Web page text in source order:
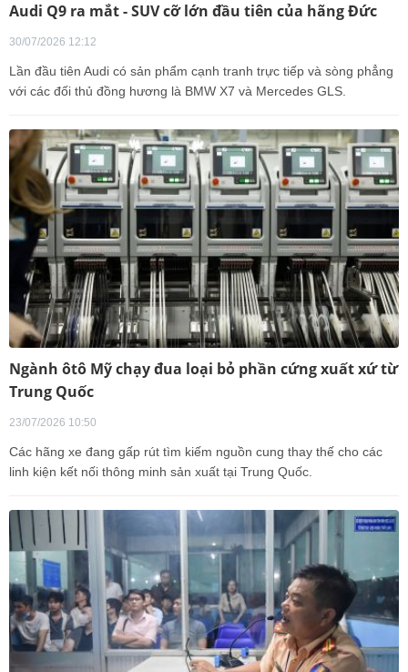
Audi Q9 ra mắt - SUV cỡ lớn đầu tiên của hãng Đức
30/07/2026 12:12
Lần đầu tiên Audi có sản phẩm cạnh tranh trực tiếp và sòng phẳng
với các đối thủ đồng hương là BMW X7 và Mercedes GLS.
Ngành ôtô Mỹ chạy đua loại bỏ phần cứng xuất xứ từ
Trung Quốc
23/07/2026 10:50
Các hãng xe đang gấp rút tìm kiếm nguồn cung thay thế cho các
linh kiện kết nối thông minh sản xuất tại Trung Quốc.